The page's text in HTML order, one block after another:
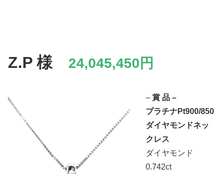
Z.P 様 24,045,450円
– 賞 品 –
プラチナPt900/850
ダイヤモンドネッ
クレス
ダイヤモンド
0.742ct